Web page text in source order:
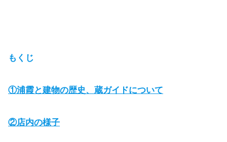
もくじ
①浦霞と建物の歴史、蔵ガイドについて
②店内の様子